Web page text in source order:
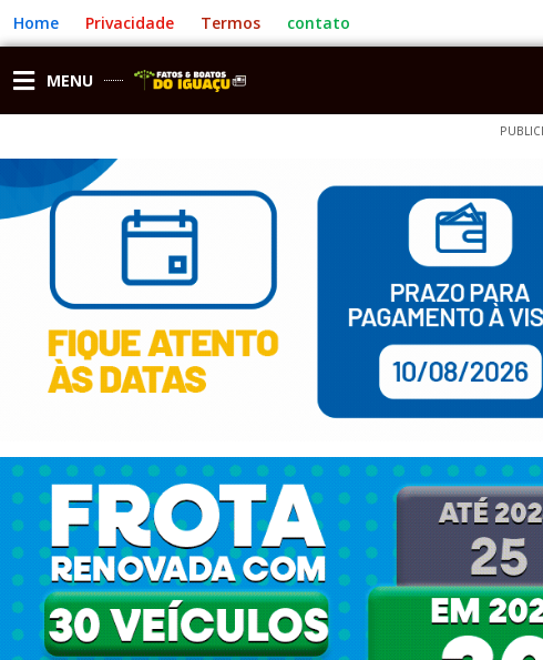
para
o
conteúdo
Home Privacidade Termos contato
MENU